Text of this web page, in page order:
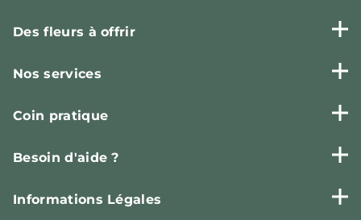
Des fleurs à offrir
Nos services
Coin pratique
Besoin d'aide ?
Informations Légales